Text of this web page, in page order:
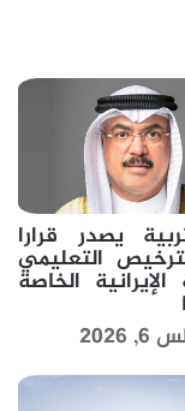
يصدر قرارا
التعليمي
الخاصة